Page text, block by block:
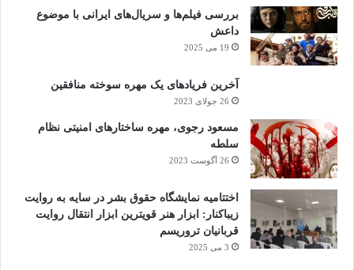
بررسی فیلم‌ها و سریال‌های ایرانی با موضوع
داعش
19 می 2025
آخرین فریادهای یک مهره سوخته منافقین
26 جولای 2023
مسعود رجوی، مهره ساختارهای امنیتی نظام
سلطه
26 آگوست 2023
اختتامیه نمایشگاه حقوق بشر در سایه به روایت
زیباکنار: ابزار هنر قویترین ابزار انتقال روایت
قربانیان تروریسم
3 می 2025